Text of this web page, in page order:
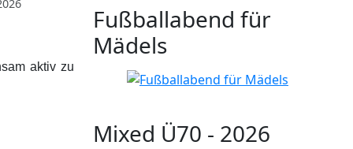
aktiv zu
Fußballabend für
Mädels
Mixed Ü70 - 2026